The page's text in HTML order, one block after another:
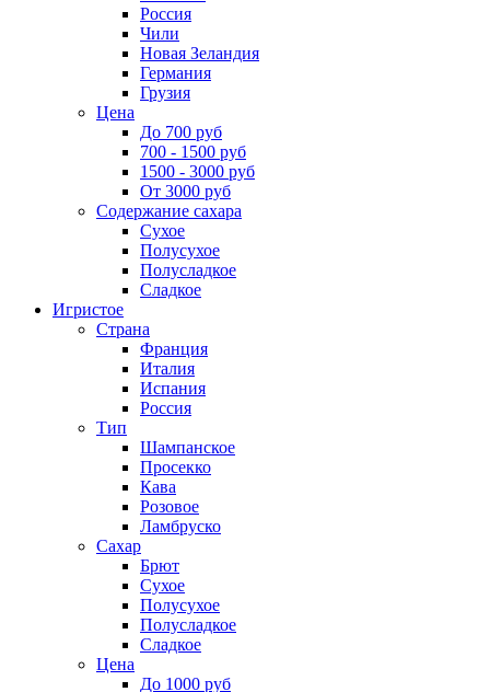
Россия
Чили
Новая Зеландия
Германия
Грузия
Цена
До 700 руб
700 - 1500 руб
1500 - 3000 руб
От 3000 руб
Содержание сахара
Сухое
Полусухое
Полусладкое
Сладкое
Игристое
Страна
Франция
Италия
Испания
Россия
Тип
Шампанское
Просекко
Кава
Розовое
Ламбруско
Сахар
Брют
Сухое
Полусухое
Полусладкое
Сладкое
Цена
До 1000 руб